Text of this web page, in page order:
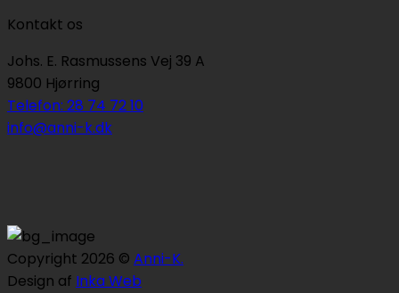
Kontakt os
Johs. E. Rasmussens Vej 39 A
9800 Hjørring
Telefon: 28 74 72 10
info@anni-k.dk
Copyright 2026 © Anni-K.
Design af Inka Web